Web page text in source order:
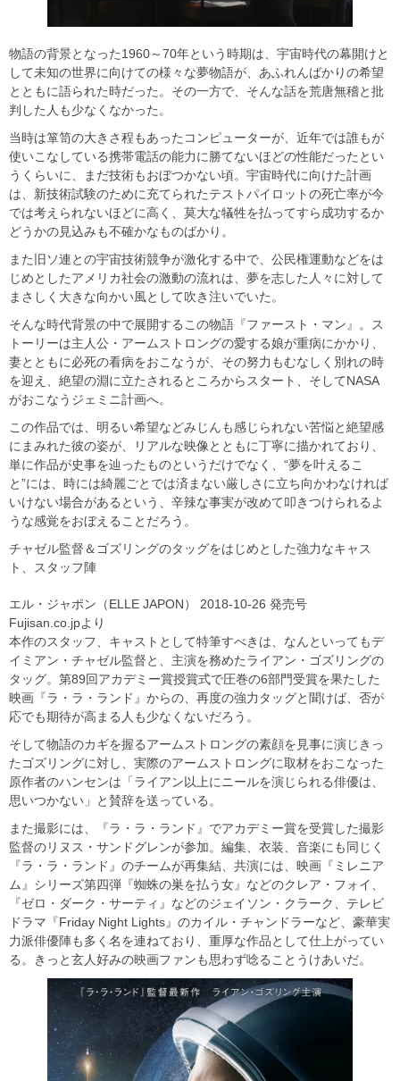
物語の背景となった1960～70年という時期は、宇宙時代の幕開けと
して未知の世界に向けての様々な夢物語が、あふれんばかりの希望
とともに語られた時だった。その一方で、そんな話を荒唐無稽と批
判した人も少なくなかった。
当時は箪笥の大きさ程もあったコンピューターが、近年では誰もが
使いこなしている携帯電話の能力に勝てないほどの性能だったとい
うくらいに、まだ技術もおぼつかない頃。宇宙時代に向けた計画
は、新技術試験のために充てられたテストパイロットの死亡率が今
では考えられないほどに高く、莫大な犠牲を払ってすら成功するか
どうかの見込みも不確かなものばかり。
また旧ソ連との宇宙技術競争が激化する中で、公民権運動などをは
じめとしたアメリカ社会の激動の流れは、夢を志した人々に対して
まさしく大きな向かい風として吹き注いでいた。
そんな時代背景の中で展開するこの物語『ファースト・マン』。ス
トーリーは主人公・アームストロングの愛する娘が重病にかかり、
妻とともに必死の看病をおこなうが、その努力もむなしく別れの時
を迎え、絶望の淵に立たされるところからスタート、そしてNASA
がおこなうジェミニ計画へ。
この作品では、明るい希望などみじんも感じられない苦悩と絶望感
にまみれた彼の姿が、リアルな映像とともに丁寧に描かれており、
単に作品が史事を辿ったものというだけでなく、“夢を叶えるこ
と”には、時には綺麗ごとでは済まない厳しさに立ち向かわなければ
いけない場合があるという、辛辣な事実が改めて叩きつけられるよ
うな感覚をおぼえることだろう。
チャゼル監督＆ゴズリングのタッグをはじめとした強力なキャス
ト、スタッフ陣
エル・ジャポン（ELLE JAPON） 2018-10-26 発売号
Fujisan.co.jpより
本作のスタッフ、キャストとして特筆すべきは、なんといってもデ
イミアン・チャゼル監督と、主演を務めたライアン・ゴズリングの
タッグ。第89回アカデミー賞授賞式で圧巻の6部門受賞を果たした
映画『ラ・ラ・ランド』からの、再度の強力タッグと聞けば、否が
応でも期待が高まる人も少なくないだろう。
そして物語のカギを握るアームストロングの素顔を見事に演じきっ
たゴズリングに対し、実際のアームストロングに取材をおこなった
原作者のハンセンは「ライアン以上にニールを演じられる俳優は、
思いつかない」と賛辞を送っている。
また撮影には、『ラ・ラ・ランド』でアカデミー賞を受賞した撮影
監督のリヌス・サンドグレンが参加。編集、衣装、音楽にも同じく
『ラ・ラ・ランド』のチームが再集結、共演には、映画『ミレニア
ム』シリーズ第四弾『蜘蛛の巣を払う女』などのクレア・フォイ、
『ゼロ・ダーク・サーティ』などのジェイソン・クラーク、テレビ
ドラマ『Friday Night Lights』のカイル・チャンドラーなど、豪華実
力派俳優陣も多く名を連ねており、重厚な作品として仕上がってい
る。きっと玄人好みの映画ファンも思わず唸ることうけあいだ。